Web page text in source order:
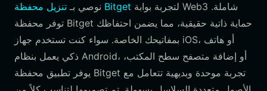
نوصي بـ تنزيل محفظة Bitget
توفر محفظة Bitget حماية ذاتية حقيقية، مما يضمن احتفاظك
بمفاتيحك الخاصة. سواء كنت تستخدم جهاز iOS، أو هاتف
ذكي يعمل بنظام Android، أو إضافة متصفح سطح المكتب،
يوفر تطبيق محفظة Bitget تجربة موحدة وبديهية تتعامل مع